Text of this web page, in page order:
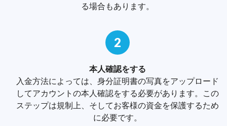
る場合もあります。
2
本人確認をする
入金方法によっては、身分証明書の写真をアップロード
してアカウントの本人確認をする必要があります。この
ステップは規制上、そしてお客様の資金を保護するため
に必要です。